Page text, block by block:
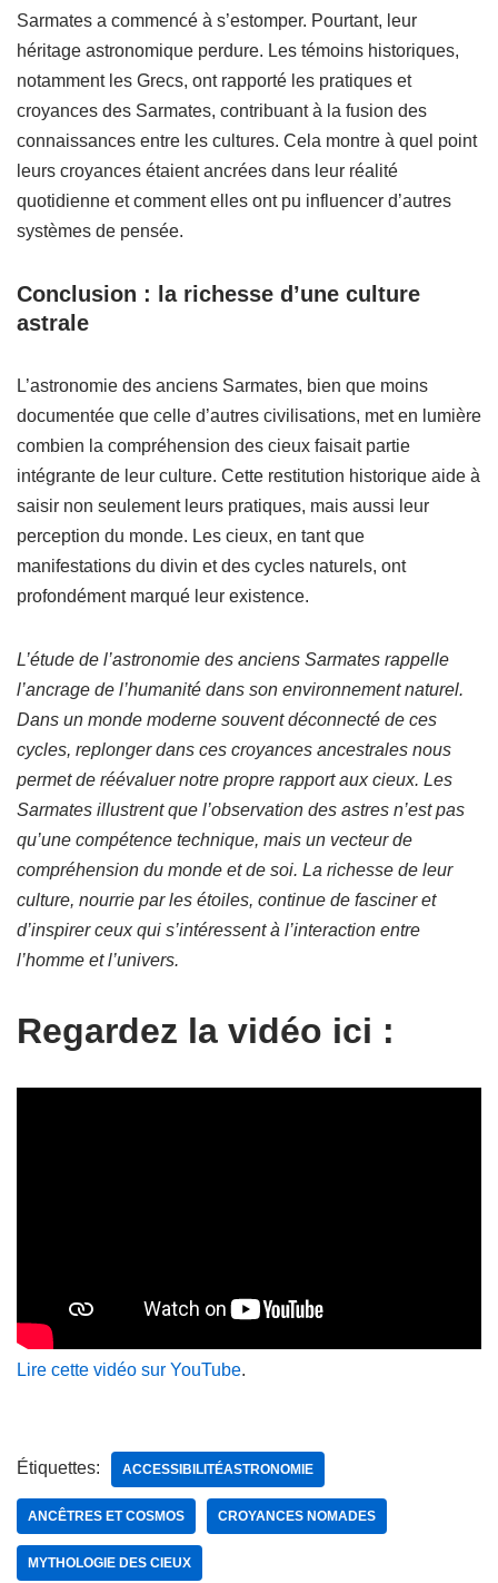
Sarmates a commencé à s’estomper. Pourtant, leur
héritage astronomique perdure. Les témoins historiques,
notamment les Grecs, ont rapporté les pratiques et
croyances des Sarmates, contribuant à la fusion des
connaissances entre les cultures. Cela montre à quel point
leurs croyances étaient ancrées dans leur réalité
quotidienne et comment elles ont pu influencer d’autres
systèmes de pensée.
Conclusion : la richesse d’une culture
astrale
L’astronomie des anciens Sarmates, bien que moins
documentée que celle d’autres civilisations, met en lumière
combien la compréhension des cieux faisait partie
intégrante de leur culture. Cette restitution historique aide à
saisir non seulement leurs pratiques, mais aussi leur
perception du monde. Les cieux, en tant que
manifestations du divin et des cycles naturels, ont
profondément marqué leur existence.
L’étude de l’astronomie des anciens Sarmates rappelle
l’ancrage de l’humanité dans son environnement naturel.
Dans un monde moderne souvent déconnecté de ces
cycles, replonger dans ces croyances ancestrales nous
permet de réévaluer notre propre rapport aux cieux. Les
Sarmates illustrent que l’observation des astres n’est pas
qu’une compétence technique, mais un vecteur de
compréhension du monde et de soi. La richesse de leur
culture, nourrie par les étoiles, continue de fasciner et
d’inspirer ceux qui s’intéressent à l’interaction entre
l’homme et l’univers.
Regardez la vidéo ici :
Lire cette vidéo sur YouTube.
Étiquettes: ACCESSIBILITÉASTRONOMIE
ANCÊTRES ET COSMOS CROYANCES NOMADES
MYTHOLOGIE DES CIEUX